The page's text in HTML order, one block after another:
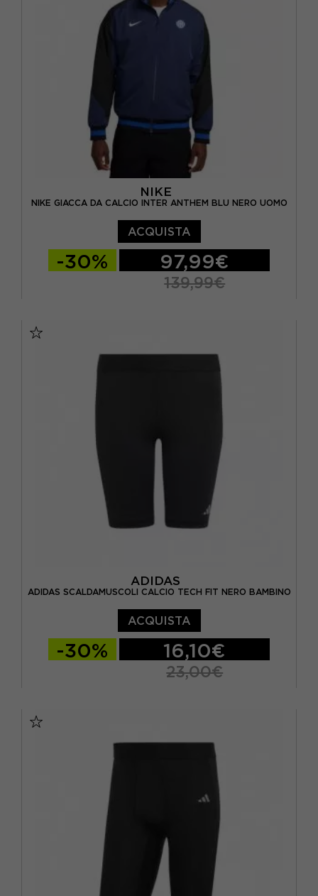
NIKE
NIKE GIACCA DA CALCIO INTER ANTHEM BLU NERO UOMO
ACQUISTA
-30% 97,99€
139,99€
ADIDAS
ADIDAS SCALDAMUSCOLI CALCIO TECH FIT NERO BAMBINO
ACQUISTA
-30% 16,10€
23,00€